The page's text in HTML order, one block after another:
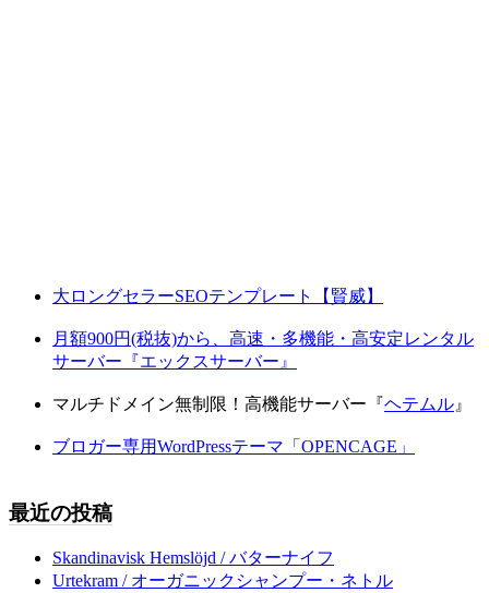
大ロングセラーSEOテンプレート【賢威】
月額900円(税抜)から、高速・多機能・高安定レンタル
サーバー『エックスサーバー』
マルチドメイン無制限！高機能サーバー『ヘテムル 』
ブロガー専用WordPressテーマ「OPENCAGE」
最近の投稿
Skandinavisk Hemslöjd / バターナイフ
Urtekram / オーガニックシャンプー・ネトル